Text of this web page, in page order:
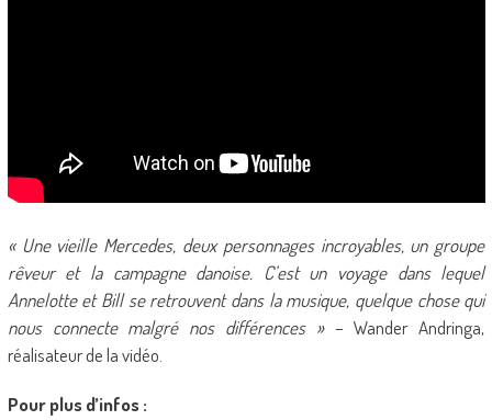
« Une vieille Mercedes, deux personnages incroyables, un groupe
rêveur et la campagne danoise. C’est un voyage dans lequel
Annelotte et Bill se retrouvent dans la musique, quelque chose qui
nous connecte malgré nos différences »– Wander Andringa,
réalisateur de la vidéo.
Pour plus d’infos :